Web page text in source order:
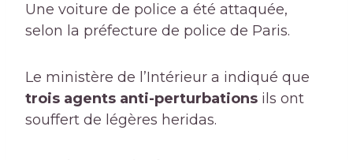
Une voiture de police a été attaquée,
selon la préfecture de police de Paris.
Le ministère de l’Intérieur a indiqué que
trois agents anti-perturbations ils ont
souffert de légères heridas.